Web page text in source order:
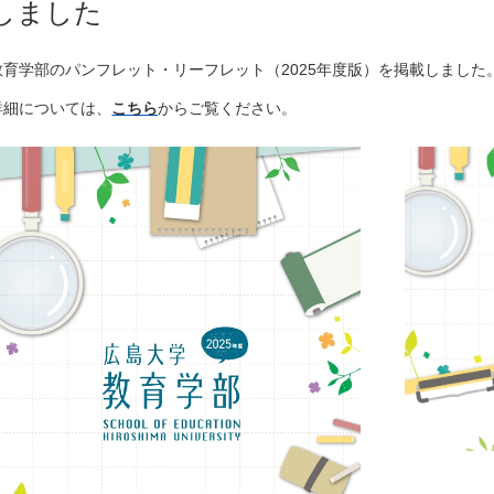
ました
育学部のパンフレット・リーフレット（2025年度版）を掲載しました
については、 こちらからご覧ください。